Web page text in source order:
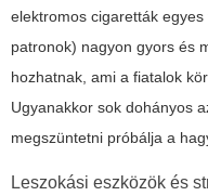
elektromos cigaretták
patronok) nagyon gyors és
hozhatnak, ami a fiatalok
Ugyanakkor sok dohányos
megszüntetni próbálja a
Leszokási eszközök és